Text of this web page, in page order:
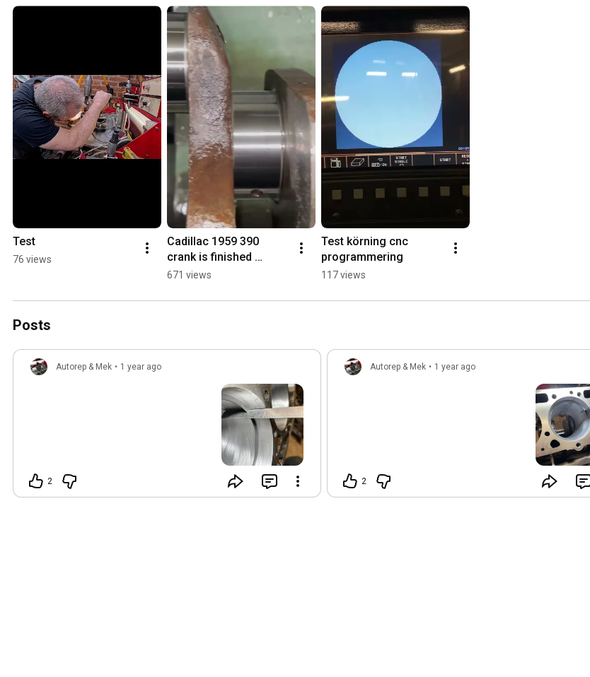
Test
76 views
Cadillac 1959 390
crank is finished
grinding, chamfering
remains
671 views
Test körning cnc
programmering
117 views
Posts
Autorep & Mek • 1 year ago
2
Autorep & Mek • 1 year ago
2